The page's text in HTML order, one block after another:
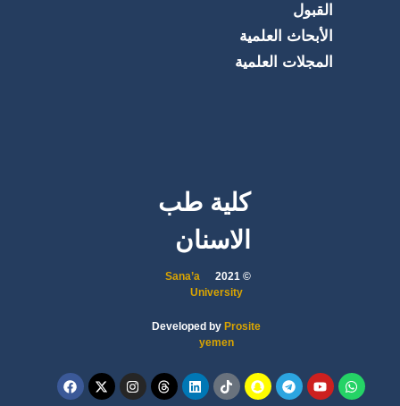
القبول
الأبحاث العلمية
المجلات العلمية
كلية طب
الاسنان
© 2021
Sana’a
University
Developed by Prosite
yemen